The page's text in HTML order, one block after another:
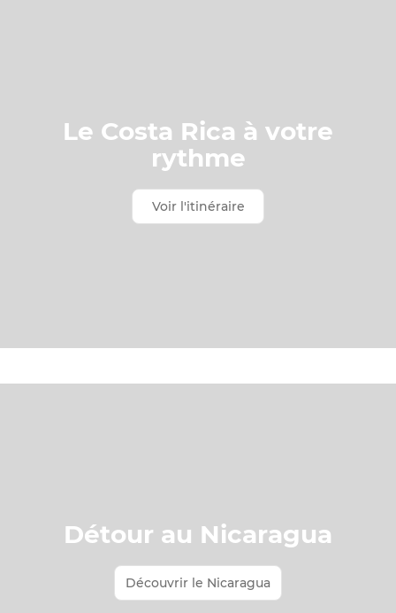
Le Costa Rica à votre
rythme
Voir l'itinéraire
Détour au Nicaragua
Découvrir le Nicaragua